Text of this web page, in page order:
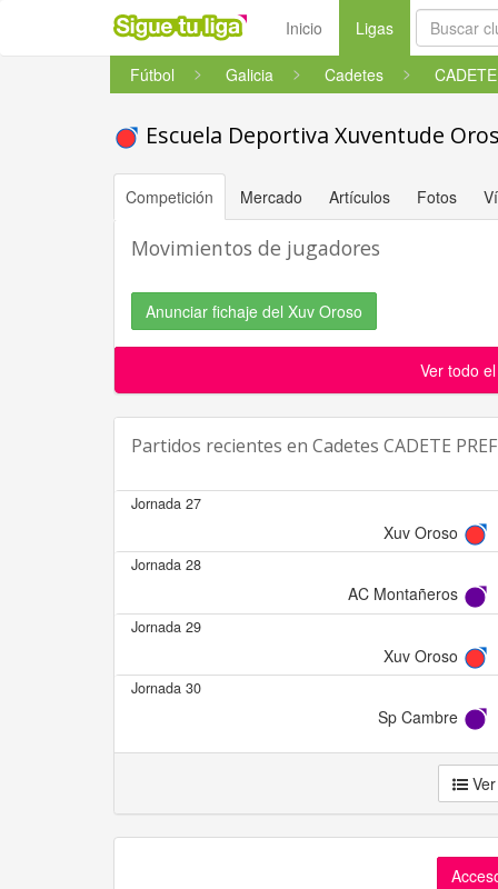
Inicio Ligas(current)
Fútbol Galicia Cadetes
Escuela Deportiva Xuventude
Competición Mercado Artículos Fotos
Movimientos de jugadores
Anunciar fichaje del Xuv Oroso
Ver todo
Partidos recientes en Cadetes CADETE
Jornada 27
Xuv Oroso
Jornada 28
AC Montañeros
Jornada 29
Xuv Oroso
Jornada 30
Sp Cambre
Ver